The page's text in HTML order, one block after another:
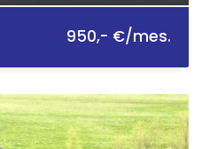
950,- €/mes.